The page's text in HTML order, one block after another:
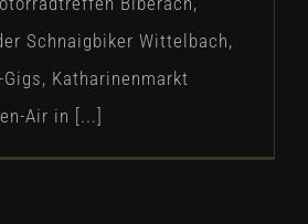
Schnaigbiker Wittelbach,
Katharinenmarkt
Air in [...]